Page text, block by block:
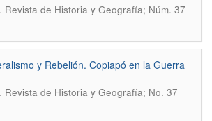
. Revista de Historia y Geografía; Núm. 37
y Rebelión. Copiapó en la Guerra
. Revista de Historia y Geografí­a; No. 37